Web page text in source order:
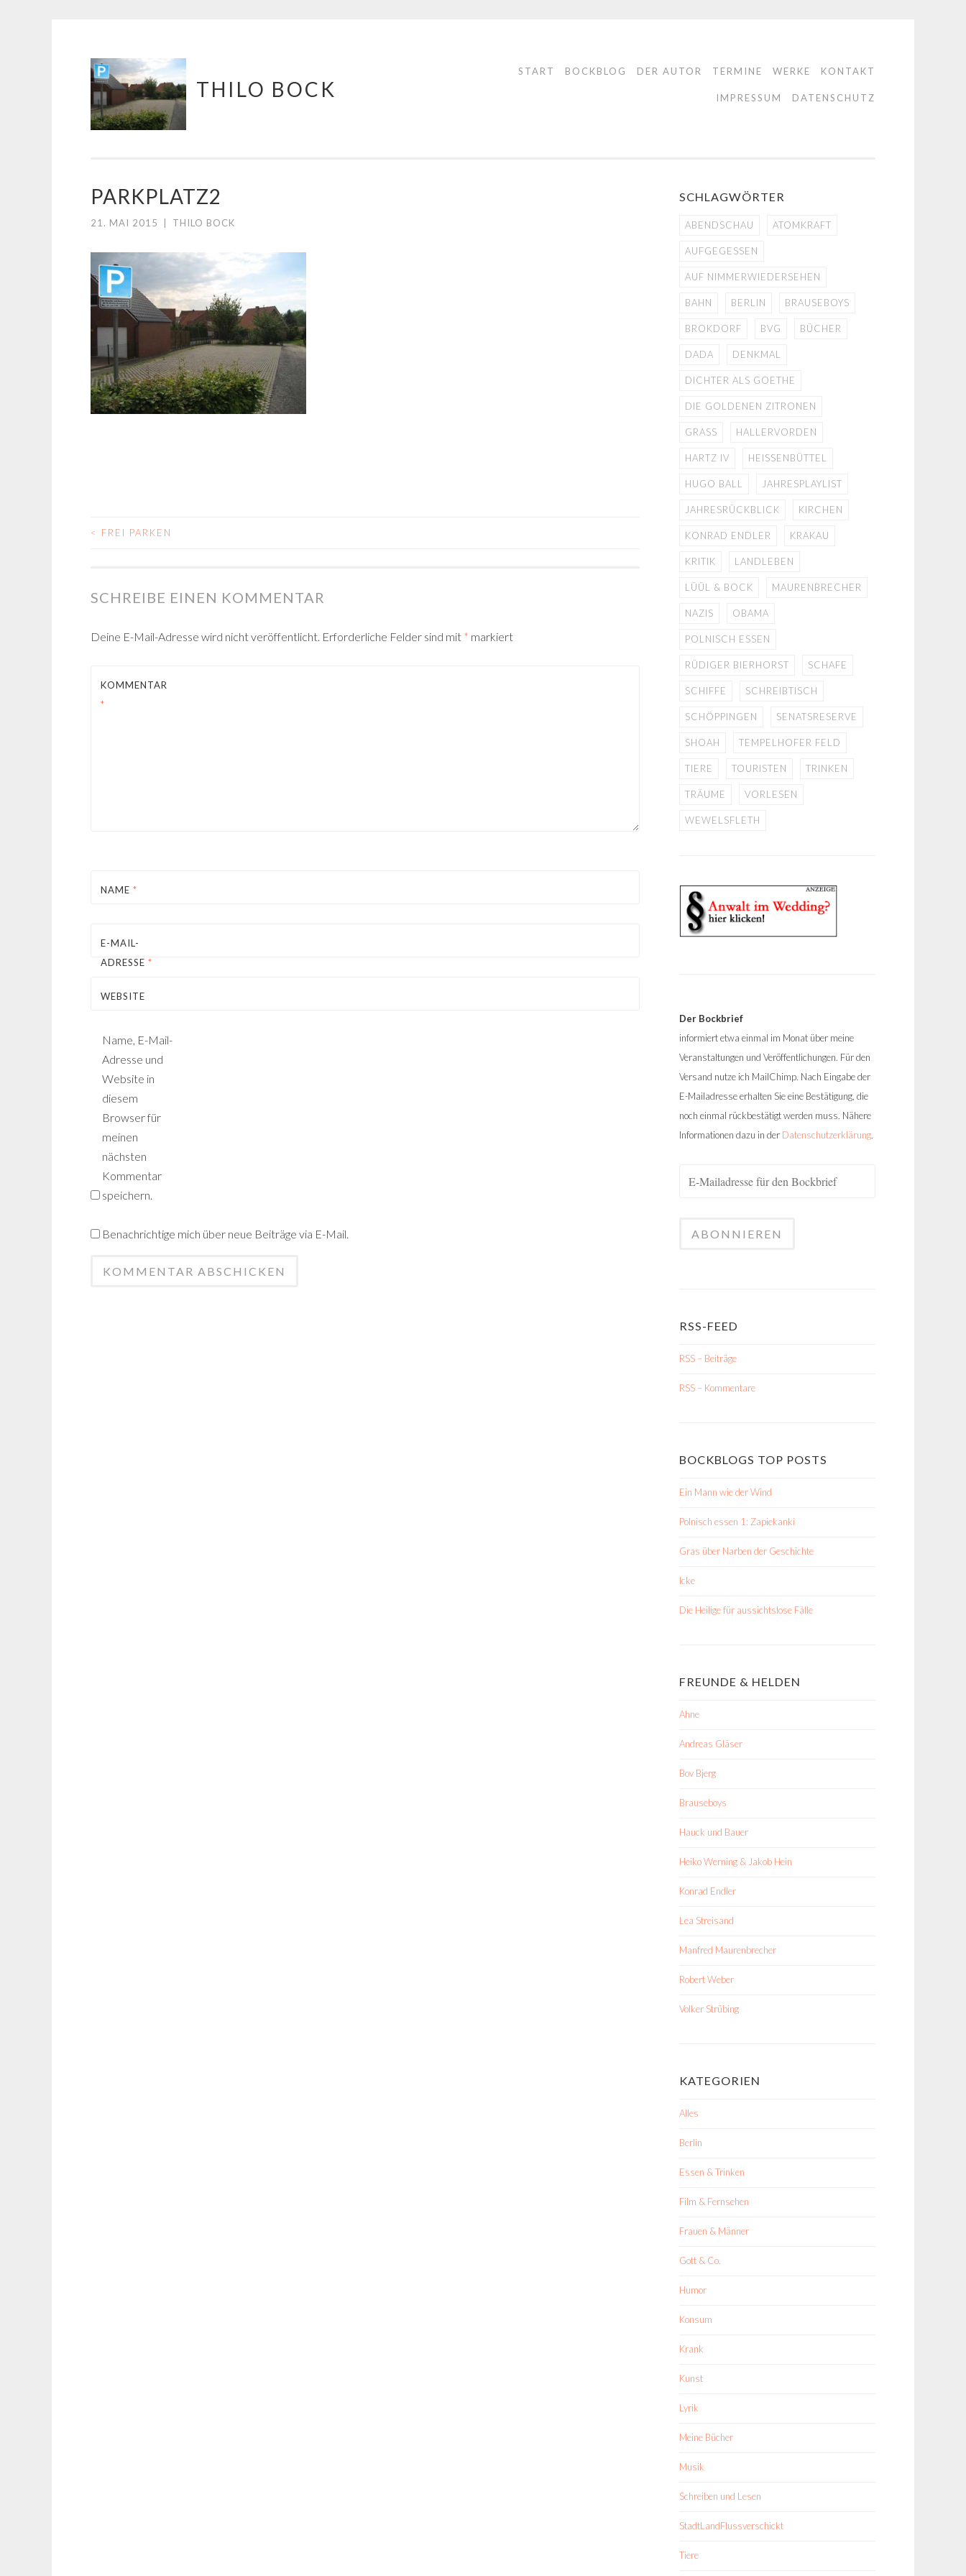
Springe
zum
Inhalt
THILO BOCK
START BOCKBLOG DER AUTOR TERMINE WERKE KONTAKT
IMPRESSUM DATENSCHUTZ
PARKPLATZ2
21. MAI 2015 THILO BOCK
BEITRAGS-
< FREI PARKEN
SCHREIBE EINEN KOMMENTAR
Deine E-Mail-Adresse wird nicht veröffentlicht. Erforderliche Felder sind mit * markiert
KOMMENTAR
*
NAME *
E-MAIL-
ADRESSE *
WEBSITE
Name, E-Mail-
Adresse und
Website in
diesem
Browser für
meinen
nächsten
Kommentar
speichern.
Benachrichtige mich über neue Beiträge via E-Mail.
SCHLAGWÖRTER
ABENDSCHAU ATOMKRAFT
AUFGEGESSEN
AUF NIMMERWIEDERSEHEN
BAHN BERLIN BRAUSEBOYS
BROKDORF BVG BÜCHER
DADA DENKMAL
DICHTER ALS GOETHE
DIE GOLDENEN ZITRONEN
GRASS HALLERVORDEN
HARTZ IV HEISSENBÜTTEL
HUGO BALL JAHRESPLAYLIST
JAHRESRÜCKBLICK KIRCHEN
KONRAD ENDLER KRAKAU
KRITIK LANDLEBEN
LÜÜL & BOCK MAURENBRECHER
NAZIS OBAMA
POLNISCH ESSEN
RÜDIGER BIERHORST SCHAFE
SCHIFFE SCHREIBTISCH
SCHÖPPINGEN SENATSRESERVE
SHOAH TEMPELHOFER FELD
TIERE TOURISTEN TRINKEN
TRÄUME VORLESEN
WEWELSFLETH
Der Bockbrief
informiert etwa einmal im Monat über meine
Veranstaltungen und Veröffentlichungen. Für den
Versand nutze ich MailChimp. Nach Eingabe der
E-Mailadresse erhalten Sie eine Bestätigung, die
noch einmal rückbestätigt werden muss. Nähere
Informationen dazu in der Datenschutzerklärung.
RSS-FEED
RSS – Beiträge
RSS – Kommentare
BOCKBLOGS TOP POSTS
Ein Mann wie der Wind
Polnisch essen 1: Zapiekanki
Gras über Narben der Geschichte
Icke
Die Heilige für aussichtslose Fälle
FREUNDE & HELDEN
Ahne
Andreas Gläser
Bov Bjerg
Brauseboys
Hauck und Bauer
Heiko Werning & Jakob Hein
Konrad Endler
Lea Streisand
Manfred Maurenbrecher
Robert Weber
Volker Strübing
KATEGORIEN
Alles
Berlin
Essen & Trinken
Film & Fernsehen
Frauen & Männer
Gott & Co.
Humor
Konsum
Krank
Kunst
Lyrik
Meine Bücher
Musik
Schreiben und Lesen
StadtLandFlussverschickt
Tiere